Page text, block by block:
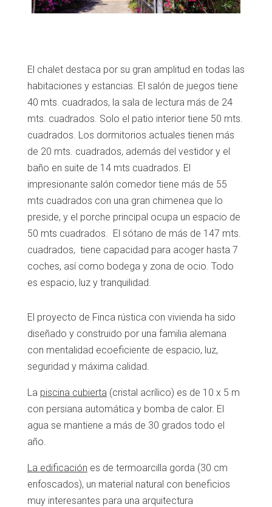
El chalet destaca por su gran amplitud en todas las
habitaciones y estancias. El salón de juegos tiene
40 mts. cuadrados, la sala de lectura más de 24
mts. cuadrados. Solo el patio interior tiene 50 mts.
cuadrados. Los dormitorios actuales tienen más
de 20 mts. cuadrados, además del vestidor y el
baño en suite de 14 mts cuadrados. El
impresionante salón comedor tiene más de 55
mts cuadrados con una gran chimenea que lo
preside, y el porche principal ocupa un espacio de
50 mts cuadrados. El sótano de más de 147 mts.
cuadrados, tiene capacidad para acoger hasta 7
coches, así como bodega y zona de ocio. Todo
es espacio, luz y tranquilidad.
El proyecto de Finca rústica con vivienda ha sido
diseñado y construido por una familia alemana
con mentalidad ecoeficiente de espacio, luz,
seguridad y máxima calidad.
La piscina cubierta (cristal acrílico) es de 10 x 5 m
con persiana automática y bomba de calor. El
agua se mantiene a más de 30 grados todo el
año.
La edificación es de termoarcilla gorda (30 cm
enfoscados), un material natural con beneficios
muy interesantes para una arquitectura